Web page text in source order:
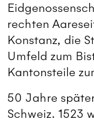
rechten
Konstanz, die
Umfeld zum
Kantonsteile
50 Jahre
Schweiz. 1523